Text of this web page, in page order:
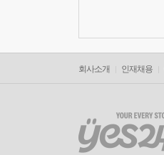
회사소개 인재채용